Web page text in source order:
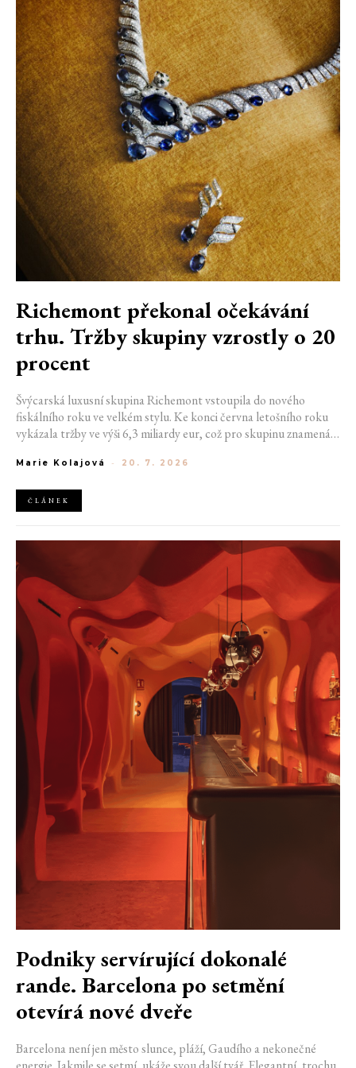
Richemont překonal očekávání
trhu. Tržby skupiny vzrostly o 20
procent
Švýcarská luxusní skupina Richemont vstoupila do nového
fiskálního roku ve velkém stylu. Ke konci června letošního roku
vykázala tržby ve výši 6,3 miliardy eur, což pro skupinu znamená
luxusním zůstává i přes přetrvávající ekonomickou nejistotu
Marie Kolajová - 20. 7. 2026
ČLÁNEK
Podniky servírující dokonalé
rande. Barcelona po setmění
otevírá nové dveře
Barcelona není jen město slunce, pláží, Gaudího a nekonečné